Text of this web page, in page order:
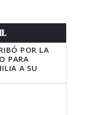
POR LA
PARA
A SU